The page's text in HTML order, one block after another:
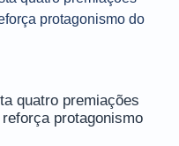
quatro premiações
protagonismo